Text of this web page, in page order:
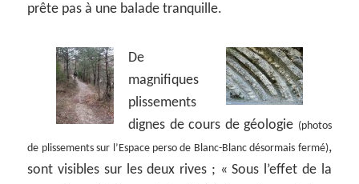
prête pas à une balade tranquille.
De
magnifiques
plissements
dignes de cours de géologie (photos
de plissements sur l’Espace perso de Blanc-Blanc désormais fermé),
sont visibles sur les deux rives ; « Sous l’effet de la